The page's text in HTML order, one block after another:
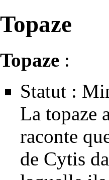
Topaze
Topaze :
Statut :
La topaze
raconte
de Cytis